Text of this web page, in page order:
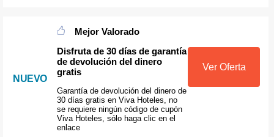
NUEVO
Mejor Valorado
Disfruta de 30 días de garantía
de devolución del dinero
gratis
Garantía de devolución del dinero de
30 días gratis en Viva Hoteles, no
se requiere ningún código de cupón
Viva Hoteles, sólo haga clic en el
enlace
Ver Oferta